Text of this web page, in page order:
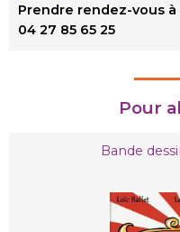
Prendre rendez-vous à
04 27 85 65 25
Pour
Bande